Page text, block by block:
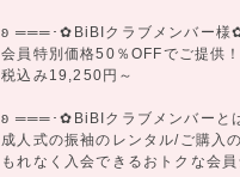
ʚ ═══･✿BiBIクラブメンバー
会員特別価格50％OFFでご提供！
税込み19,250円～
ʚ ═══･✿BiBIクラブメンバー
成人式の振袖のレンタル/ご購入
もれなく入会できるおトクな会員